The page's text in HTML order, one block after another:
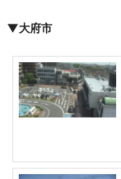
▼大府市